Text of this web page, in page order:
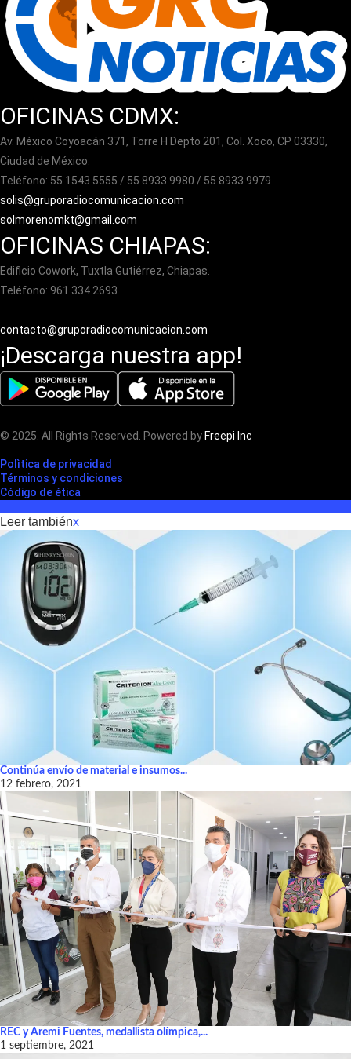
OFICINAS CDMX:
Av. México Coyoacán 371, Torre H Depto 201, Col. Xoco, CP 03330,
Ciudad de México.
Teléfono: 55 1543 5555 / 55 8933 9980 / 55 8933 9979
solis@gruporadiocomunicacion.com
solmorenomkt@gmail.com
OFICINAS CHIAPAS:
Edificio Cowork, Tuxtla Gutiérrez, Chiapas.
Teléfono: 961 334 2693
contacto@gruporadiocomunicacion.com
¡Descarga nuestra app!
© 2025. All Rights Reserved. Powered by Freepi Inc
Polìtica de privacidad
Términos y condiciones
Código de ética
Leer tambiénx
Continúa envío de material e insumos...
12 febrero, 2021
REC y Aremi Fuentes, medallista olímpica,...
1 septiembre, 2021